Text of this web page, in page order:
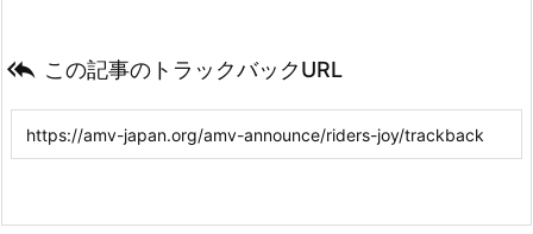
 この記事のトラックバックURL